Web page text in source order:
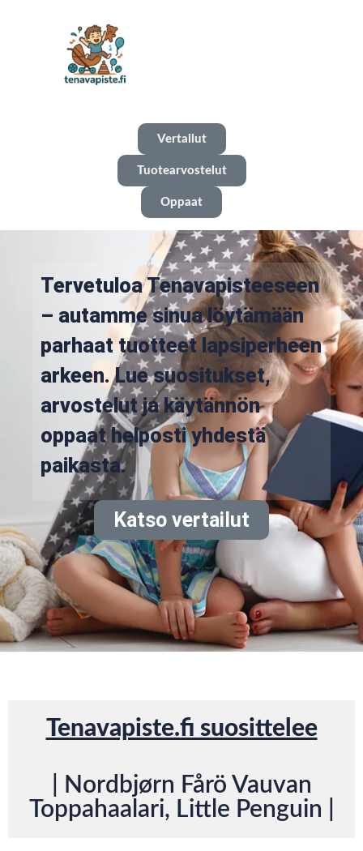
Vertailut
Tuotearvostelut
Oppaat
Tervetuloa Tenavapisteeseen
– autamme sinua löytämään
parhaat tuotteet lapsiperheen
arkeen. Lue suositukset,
arvostelut ja käytännön
oppaat helposti yhdestä
paikasta.
Katso vertailut
Tenavapiste.fi suosittelee
| Nordbjørn Fårö Vauvan
Toppahaalari, Little Penguin |